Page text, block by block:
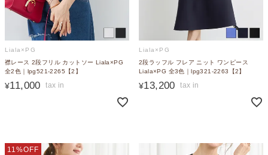
Liala×PG
襟レース 2段フリル カットソー Liala×PG
全2色｜lpg521-2265【2】
¥11,000
Liala×PG
2段ラッフル フレア ニット ワンピース
Liala×PG 全3色｜lpg321-2263【2】
¥13,200
11%OFF